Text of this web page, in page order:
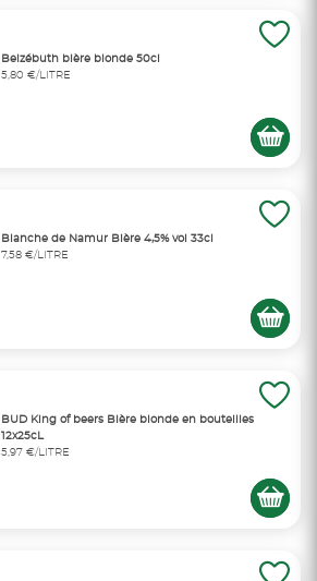
Belzébuth bière blonde 50cl
5,80 €/LITRE
Blanche de Namur Bière 4,5% vol 33cl
7,58 €/LITRE
BUD King of beers Bière blonde en bouteilles
12x25cL
5,97 €/LITRE